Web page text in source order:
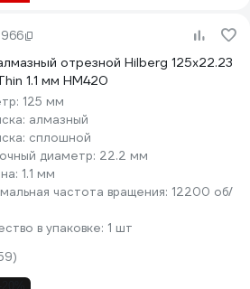
отрезной Hilberg 125x22.23
1.1 мм HM420
125 мм
алмазный
сплошной
диаметр: 22.2 мм
1.1 мм
частота вращения: 12200 об/
в упаковке: 1 шт